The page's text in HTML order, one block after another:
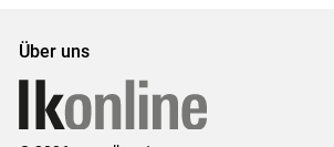
Über uns